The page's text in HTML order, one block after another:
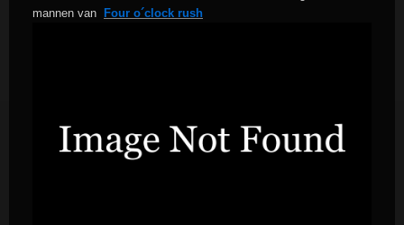
mannen van
Four o´clock rush